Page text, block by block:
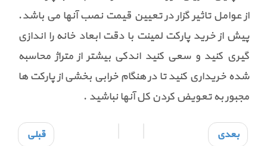
از عوامل تاثیر گزار در تعیین قیمت نصب آنها می باشد.
پیش از خرید پارکت لمینت با دقت ابعاد خانه را اندازی
گیری کنید و سعی کنید اندکی بیشتر از متراژ محاسبه
شده خریداری کنید تا در هنگام خرابی بخشی از پارکت ها
مجبور به تعویض کردن کل آنها نباشید .
قبلی بعدی